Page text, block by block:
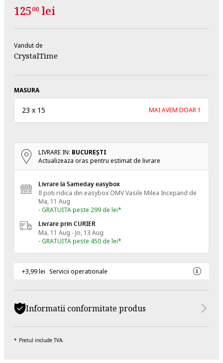
12500 lei
Vandut de
CrystalTime
MASURA
23 x 15 MAI AVEM DOAR 1
LIVRARE IN: BUCUREŞTI
Actualizeaza oras pentru estimat de livrare
Livrare la Sameday easybox
Il poti ridica din easybox OMV Vasile Milea Incepand de
Ma, 11 Aug
- GRATUITA peste 299 de lei*
Livrare prin CURIER
Ma, 11 Aug - Jo, 13 Aug
- GRATUITA peste 450 de lei*
+3,99 lei Servicii operationale
Informatii conformitate produs
Pretul include TVA.